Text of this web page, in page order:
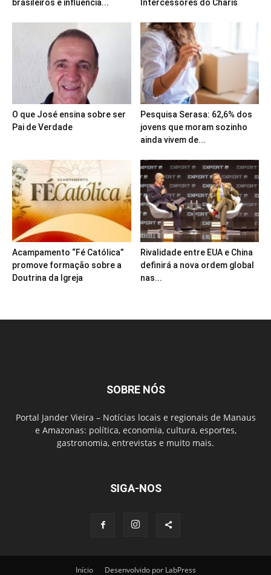
brasileiros e influencia...
Intercessores do Charis
O que José ensina sobre ser
Pai de Verdade
Pesquisa Serasa: 62,6% dos
jovens que moram sozinho
ainda vivem de...
Acampamento “Fé Católica”
promove formação sobre a
Doutrina da Igreja
Rivalidade entre EUA e China
definirá a nova ordem global
nas...
SOBRE NÓS
Portal Jander Vieira – Notícias locais e regionais de Manaus
e Amazonas: política, economia, cultura, esportes,
gastronomia, entrevistas e muito mais.
SIGA-NOS
Início Desenvolvido por LabPress